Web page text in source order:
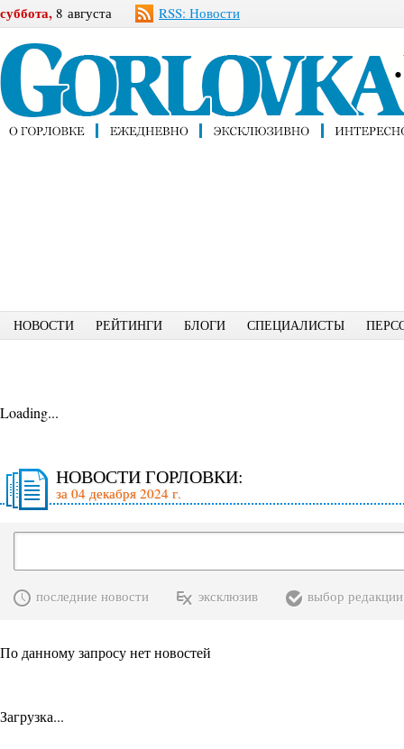
суббота, 8 августа RSS: Новости
НОВОСТИ РЕЙТИНГИ БЛОГИ СПЕЦИАЛИСТЫ
Loading...
НОВОСТИ ГОРЛОВКИ:
за 04 декабря 2024 г.
последние новости эксклюзив выбор редакции
По данному запросу нет новостей
Загрузка...